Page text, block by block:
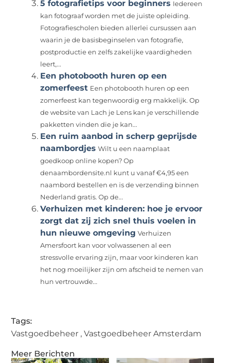
Meer Berichten
5 fotografietips voor beginners Iedereen
kan fotograaf worden met de juiste opleiding.
Fotografiescholen bieden allerlei cursussen aan
waarin je de basisbeginselen van fotografie,
postproductie en zelfs zakelijke vaardigheden
leert,...
Een photobooth huren op een
zomerfeest Een photobooth huren op een
zomerfeest kan tegenwoordig erg makkelijk. Op
de website van Lach je Lens kan je verschillende
pakketten vinden die je kan...
Een ruim aanbod in scherp geprijsde
naambordjes Wilt u een naamplaat
goedkoop online kopen? Op
denaambordensite.nl kunt u vanaf €4,95 een
naambord bestellen en is de verzending binnen
Nederland gratis. Op de...
Verhuizen met kinderen: hoe je ervoor
zorgt dat zij zich snel thuis voelen in
hun nieuwe omgeving Verhuizen
Amersfoort kan voor volwassenen al een
stressvolle ervaring zijn, maar voor kinderen kan
het nog moeilijker zijn om afscheid te nemen van
hun vertrouwde...
Tags:
Vastgoedbeheer ,Vastgoedbeheer Amsterdam